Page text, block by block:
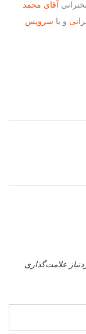
آقای محمد
و یا سرویس
علامت‌گذاری